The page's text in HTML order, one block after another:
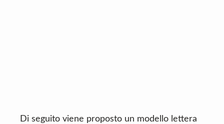
Di seguito viene proposto un modello lettera